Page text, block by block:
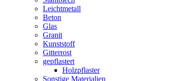
Leichtmetall
Beton
Glas
Granit
Kunststoff
Gitterrost
gepflastert
Holzpflaster
Sonstige Materialien